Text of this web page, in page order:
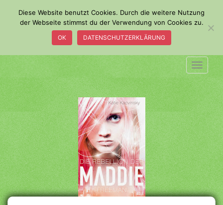
m
a
i
n
c
o
n
t
e
n
t
Diese Website benutzt Cookies. Durch die weitere Nutzung
der Webseite stimmst du der Verwendung von Cookies zu.
OK DATENSCHUTZERKLÄRUNG